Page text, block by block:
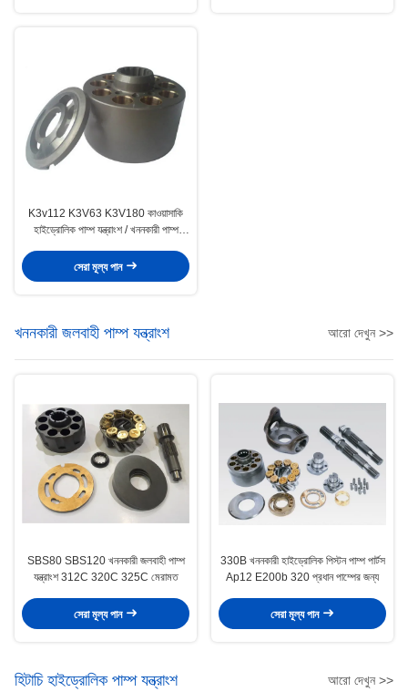
K3v112 K3V63 K3V180 কাওয়াসাকি
হাইড্রোলিক পাম্প যন্ত্রাংশ / খননকারী পাম্প
সেরা মূল্য পান
খননকারী জলবাহী পাম্প যন্ত্রাংশ আরো দেখুন >>
SBS80 SBS120 খননকারী জলবাহী পাম্প
যন্ত্রাংশ 312C 320C 325C মেরামত
সেরা মূল্য পান
330B খননকারী হাইড্রোলিক পিস্টন পাম্প পার্টস
Ap12 E200b 320 প্রধান পাম্পের জন্য
সেরা মূল্য পান
হিটাচি হাইড্রোলিক পাম্প যন্ত্রাংশ আরো দেখুন >>